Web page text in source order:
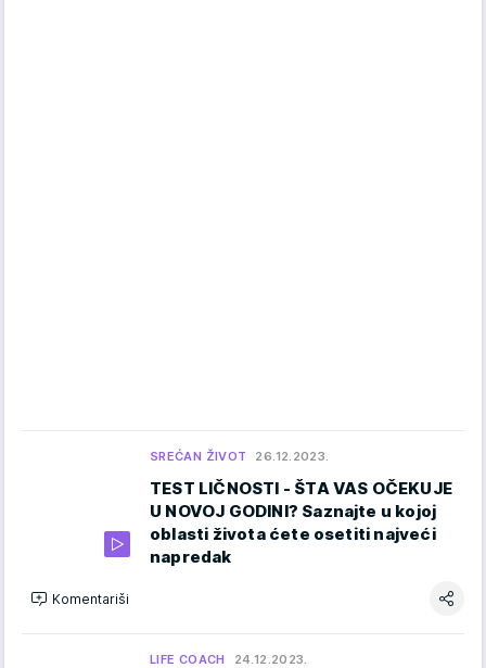
SREĆAN ŽIVOT 26.12.2023.
TEST LIČNOSTI - ŠTA VAS OČEKUJE
U NOVOJ GODINI? Saznajte u kojoj
oblasti života ćete osetiti najveći
napredak
Komentariši
LIFE COACH 24.12.2023.